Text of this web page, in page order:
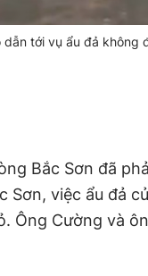
tới vụ ẩu đả
Bắc Sơn đã
Sơn, việc ẩu đả
Ông Cường và